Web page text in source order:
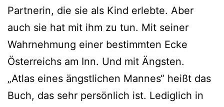
Partnerin, die sie als Kind erlebte. Aber
auch sie hat mit ihm zu tun. Mit seiner
Wahrnehmung einer bestimmten Ecke
Österreichs am Inn. Und mit Ängsten.
„Atlas eines ängstlichen Mannes“ heißt das
Buch, das sehr persönlich ist. Lediglich in